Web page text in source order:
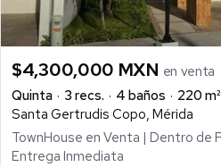
$4,300,000 MXN en venta
Quinta
3 recs. 4 baños
220 m²
Santa Gertrudis Copo, Mérida
TownHouse en Venta | Dentro de
Entrega Inmediata